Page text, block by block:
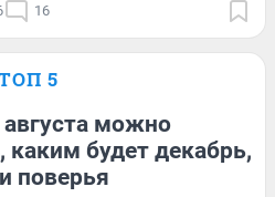
16
5
августа можно
каким будет декабрь,
поверья